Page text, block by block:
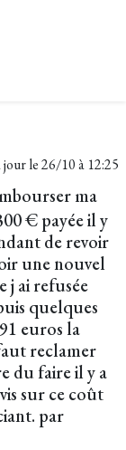
jour le26/10 à 12:25
ma
€ payée il y
de revoir
une nouvel
j ai refusée
quelques
euros la
reclamer
du faire il y a
sur ce coût
par